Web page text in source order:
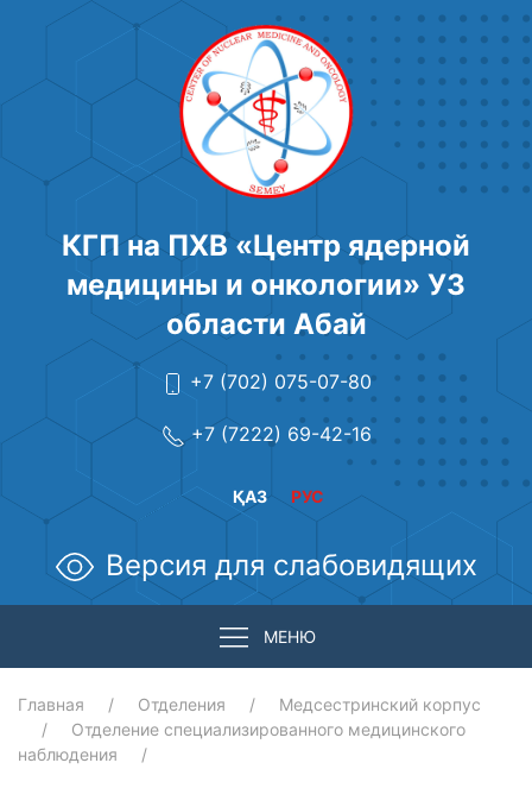
КГП на ПХВ «Центр ядерной
медицины и онкологии» УЗ
области Абай
+7 (702) 075-07-80
+7 (7222) 69-42-16
РУС
ҚАЗ
Версия для слабовидящих
МЕНЮ
Главная Отделения
Медсестринский корпус
Отделение специализированного медицинского
наблюдения